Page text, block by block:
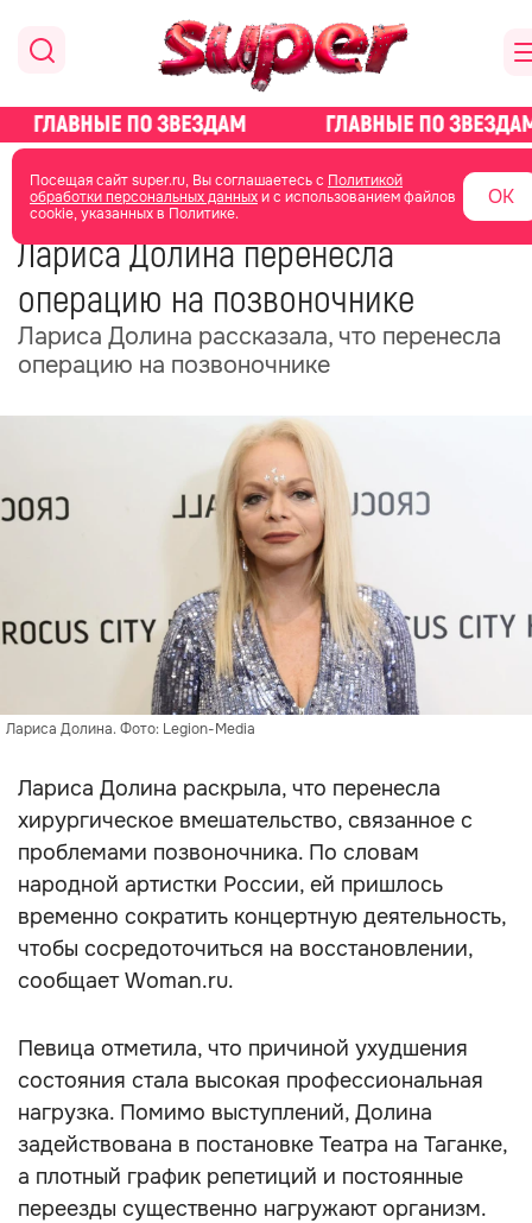
Посещая сайт super.ru, Вы соглашаетесь с Политикой
обработки персональных данныхи с использованием файлов
cookie, указанных в Политике.
ОК
главная новости о звездах новости
28 мая 12:19
Лариса Долина перенесла
операцию на позвоночнике
Лариса Долина рассказала, что перенесла
операцию на позвоночнике
Лариса Долина. Фото: Legion-Media
Лариса Долина раскрыла, что перенесла
хирургическое вмешательство, связанное с
проблемами позвоночника. По словам
народной артистки России, ей пришлось
временно сократить концертную деятельность,
чтобы сосредоточиться на восстановлении,
сообщает Woman.ru.
Певица отметила, что причиной ухудшения
состояния стала высокая профессиональная
нагрузка. Помимо выступлений, Долина
задействована в постановке Театра на Таганке,
а плотный график репетиций и постоянные
переезды существенно нагружают организм.